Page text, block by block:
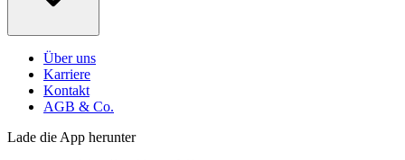
Über uns
Karriere
Kontakt
AGB & Co.
Lade die App herunter